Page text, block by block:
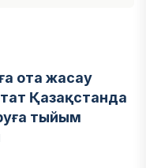
ота жасау
Қазақстанда
тыйым